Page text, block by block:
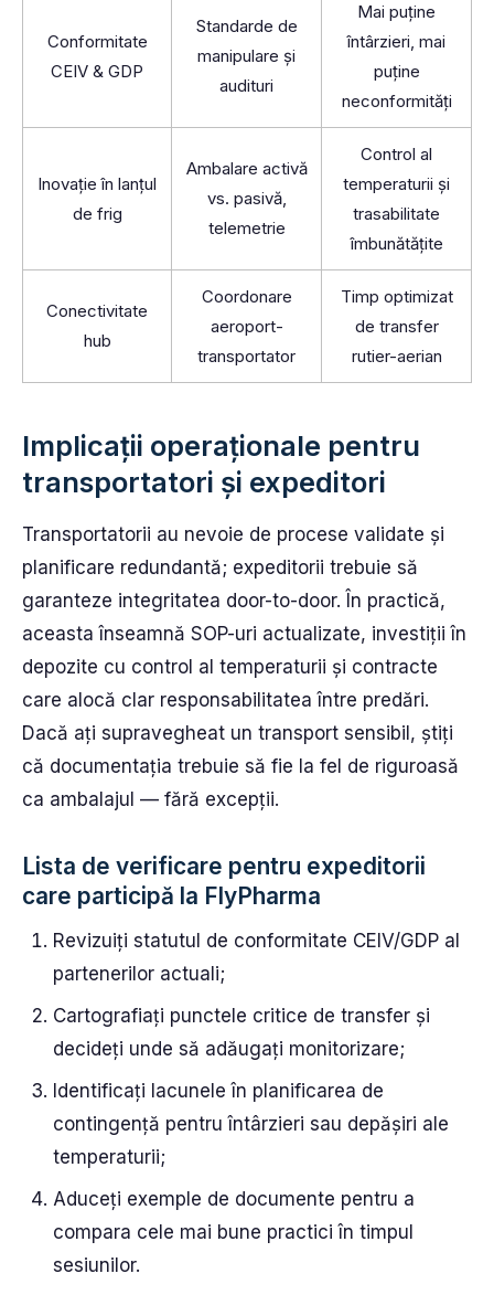
Conformitate
CEIV & GDP
Standarde de
manipulare și
audituri
Mai puține
întârzieri, mai
puține
neconformități
Inovație în lanțul
de frig
Ambalare activă
vs. pasivă,
telemetrie
Control al
temperaturii și
trasabilitate
îmbunătățite
Conectivitate
hub
Coordonare
aeroport-
transportator
Timp optimizat
de transfer
rutier-aerian
Implicații operaționale pentru
transportatori și expeditori
Transportatorii au nevoie de procese validate și
planificare redundantă; expeditorii trebuie să
garanteze integritatea door-to-door. În practică,
aceasta înseamnă SOP-uri actualizate, investiții în
depozite cu control al temperaturii și contracte
care alocă clar responsabilitatea între predări.
Dacă ați supravegheat un transport sensibil, știți
că documentația trebuie să fie la fel de riguroasă
ca ambalajul — fără excepții.
Lista de verificare pentru expeditorii
care participă la FlyPharma
Revizuiți statutul de conformitate CEIV/GDP al
partenerilor actuali;
Cartografiați punctele critice de transfer și
decideți unde să adăugați monitorizare;
Identificați lacunele în planificarea de
contingență pentru întârzieri sau depășiri ale
temperaturii;
Aduceți exemple de documente pentru a
compara cele mai bune practici în timpul
sesiunilor.